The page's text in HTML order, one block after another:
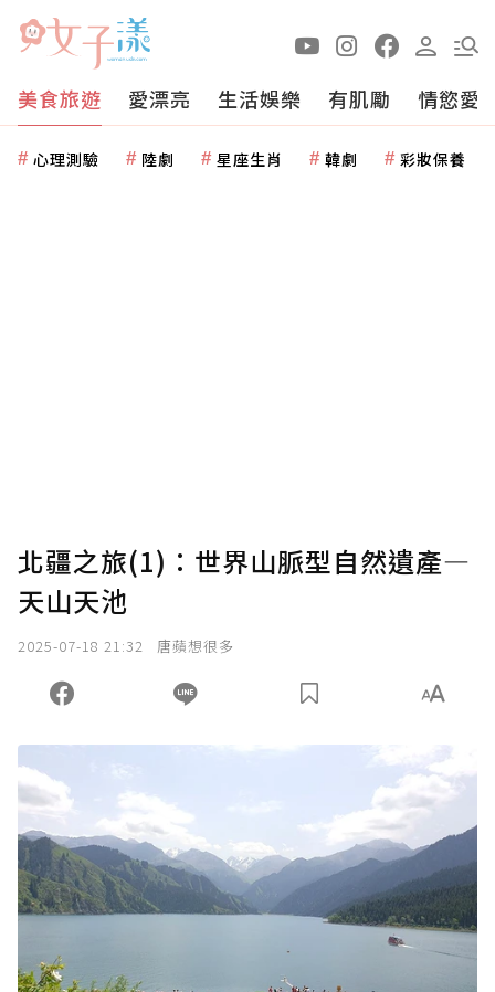
美食旅遊 愛漂亮 生活娛樂 有肌勵 情慾愛
心理測驗 陸劇 星座生肖 韓劇 彩妝保養
北疆之旅(1)：世界山脈型自然遺產―
天山天池
2025-07-18 21:32 唐蘋想很多